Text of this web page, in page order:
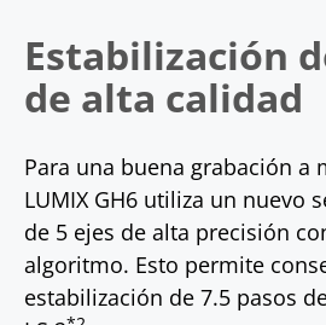
Estabilización
de alta calidad
Para una buena grabación a
LUMIX GH6 utiliza un nuevo
de 5 ejes de alta precisión
algoritmo. Esto permite
estabilización de 7.5 pasos